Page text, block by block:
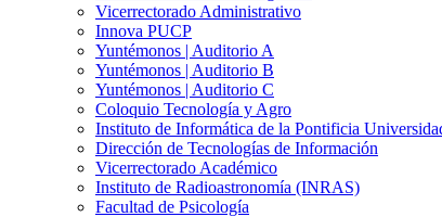
Vicerrectorado Administrativo
Innova PUCP
Yuntémonos | Auditorio A
Yuntémonos | Auditorio B
Yuntémonos | Auditorio C
Coloquio Tecnología y Agro
Instituto de Informática de la Pontificia
Dirección de Tecnologías de Información
Vicerrectorado Académico
Instituto de Radioastronomía (INRAS)
Facultad de Psicología